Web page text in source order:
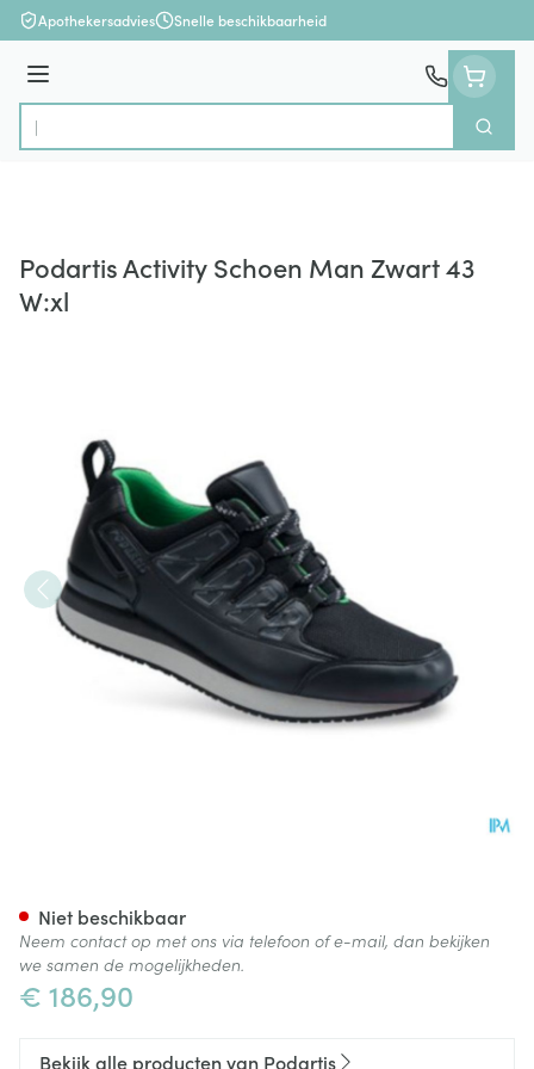
Ga naar de inhoud
Apothekersadvies Snelle beschikbaarheid
Menu
Product, merk, categorie...
Zoek
Podartis Activity Schoen Man Zwart 43
W:xl
€ 186,90
Niet beschikbaar
Neem contact op met ons via telefoon of e-mail, dan bekijken
we samen de mogelijkheden.
Bekijk alle producten van Podartis